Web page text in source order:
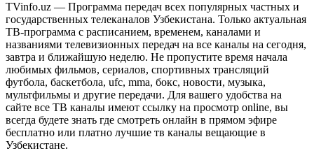
TVinfo.uz — Программа передач всех популярных частных и
государственных телеканалов Узбекистана. Только актуальная
ТВ-программа с расписанием, временем, каналами и
названиями телевизионных передач на все каналы на сегодня,
завтра и ближайшую неделю. Не пропустите время начала
любимых фильмов, сериалов, спортивных трансляций
футбола, баскетбола, ufc, mma, бокс, новости, музыка,
мультфильмы и другие передачи. Для вашего удобства на
сайте все ТВ каналы имеют ссылку на просмотр online, вы
всегда будете знать где смотреть онлайн в прямом эфире
бесплатно или платно лучшие тв каналы вещающие в
Узбекистане.